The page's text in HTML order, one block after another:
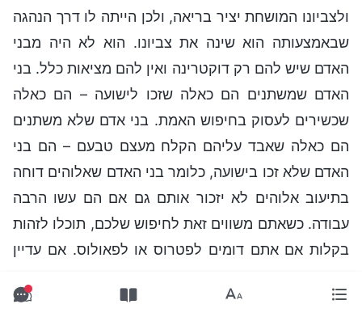
ולצביונו המושחת יציר בריאה, ולכן הייתה לו דרך הנהגה
שבאמצעותה הוא שינה את צביונו. הוא לא היה מבני
האדם שיש להם רק דוקטרינה ואין להם מציאות כלל. בני
האדם שמשתנים הם כאלה שזכו לישועה – הם כאלה
שכשירים לעסוק בחיפוש האמת. בני אדם שלא משתנים
הם כאלה שאבד עליהם הקלח מעצם טבעם – הם בני
האדם שלא זכו בישועה, כלומר בני האדם שאלוהים דוחה
בתיעוב אלוהים לא יזכור אותם גם אם הם עשו הרבה
עבודה. כשאתם משווים זאת לחיפוש שלכם, תוכלו לזהות
בקלות אם אתם דומים לפטרוס או לפאולוס. אם עדיין
וחצופים כמו פאולוס עד היום, ואתם עדיין רברבנים